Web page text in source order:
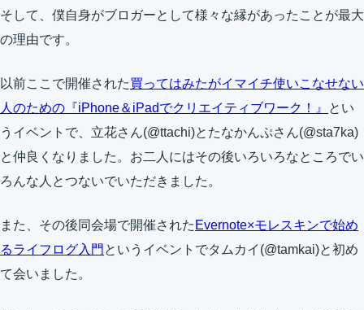
そして、僕自身がブロガーとして様々な縁があったことが最大
の理由です。
以前ここで開催された買ってはみたがイマイチ使いこなせない
人のための『iPhone＆iPadでクリエイティブワーク！』
とい
うイベントで、立花さん(@ttachi)とたなかんぷさん(@sta7ka)
と仲良くなりました。お二人にはその後いろいろなところでい
ろんな人とつないでいただきました。
また、その後同会場で開催された Evernote×モレスキンで始め
るライフログ入門 というイベントでタムカイ(@tamkai)と初め
て会いました。